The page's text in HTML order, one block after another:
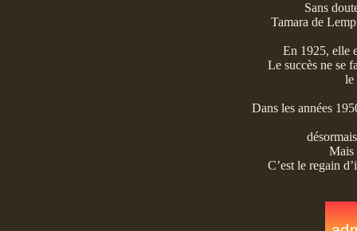
Sans
Tamara de
En 1925, elle
Le succès ne se
le
Dans les années
Mais
C’est le regain